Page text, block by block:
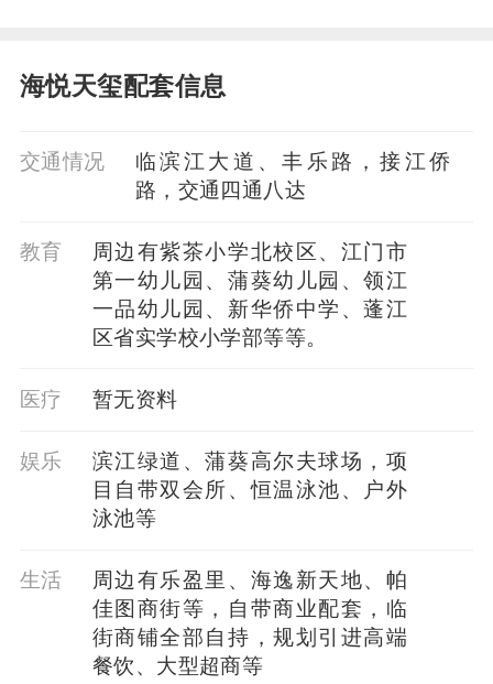
海悦天玺配套信息
交通情况
临滨江大道、丰乐路，接江侨
路，交通四通八达
教育
周边有紫茶小学北校区、江门市
第一幼儿园、蒲葵幼儿园、领江
一品幼儿园、新华侨中学、蓬江
区省实学校小学部等等。
医疗 暂⽆资料
娱乐
滨江绿道、蒲葵高尔夫球场，项
目自带双会所、恒温泳池、户外
泳池等
生活
周边有乐盈里、海逸新天地、帕
佳图商街等，自带商业配套，临
街商铺全部自持，规划引进高端
餐饮、大型超商等